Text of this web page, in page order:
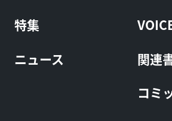
特集
ニュース
関連
コミ